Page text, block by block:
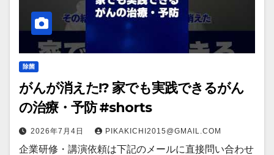
除菌
がんが消えた!? 家でも実践できるがん
の治療・予防 #shorts
2026年7月4日 PIKAKICHI2015@GMAIL.COM
企業研修・講演依頼は下記のメールに直接問い合わせ